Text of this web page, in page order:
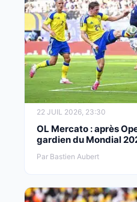
22 JUIL 2026, 23:30
OL Mercato : après
gardien du Mondial
Par Bastien Aubert